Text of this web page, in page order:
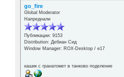
go_fire
Global Moderator
Напреднали
Публикации: 9153
Distribution: Дебиан Сид
Window Manager: ROX-Desktop / е17
кашик с гранатомет в танково поделение